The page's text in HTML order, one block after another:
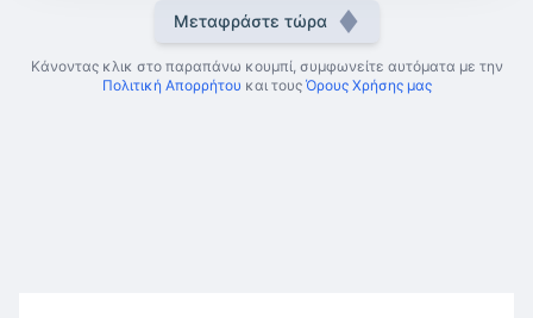
Μεταφράστε τώρα
Κάνοντας κλικ στο παραπάνω κουμπί, συμφωνείτε αυτόματα με την
Πολιτική Απορρήτου και τους Όρους Χρήσης μας